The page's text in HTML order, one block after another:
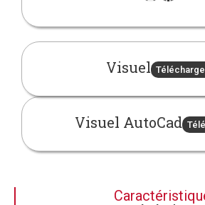
Visuel
Visuel AutoCad